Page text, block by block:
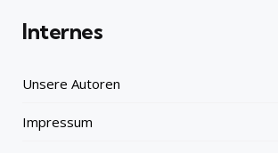
Internes
Unsere Autoren
Impressum